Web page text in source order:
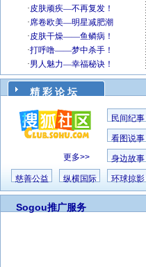
精 彩 论 坛
更多>>
民间纪事
看图说事
身边故事
慈善公益 纵横国际 环球掠影
Sogou推广服务